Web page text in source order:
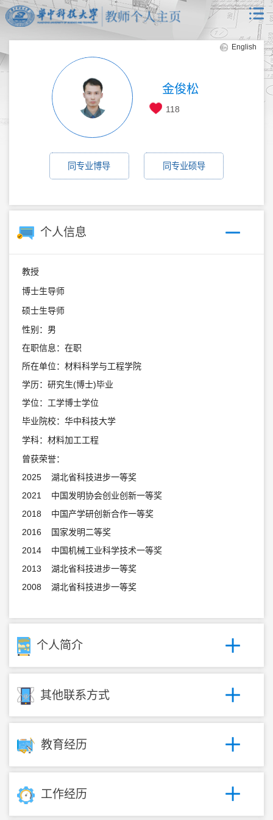
English
金俊松
118
同专业博导 同专业硕导
个人信息
教授
博士生导师
硕士生导师
性别：男
在职信息：在职
所在单位：材料科学与工程学院
学历：研究生(博士)毕业
学位：工学博士学位
毕业院校：华中科技大学
学科：材料加工工程
曾获荣誉：
2025 湖北省科技进步一等奖
2021 中国发明协会创业创新一等奖
2018 中国产学研创新合作一等奖
2016 国家发明二等奖
2014 中国机械工业科学技术一等奖
2013 湖北省科技进步一等奖
2008 湖北省科技进步一等奖
个人简介
其他联系方式
教育经历
工作经历